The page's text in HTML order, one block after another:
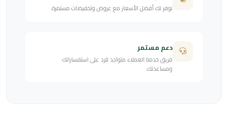
نوفر لك أفضل الأسعار مع عروض وتخفيضات مستمرة.
دعم مستمر
فريق خدمة العملاء متواجد للرد على استفساراتك
ومساعدتك.